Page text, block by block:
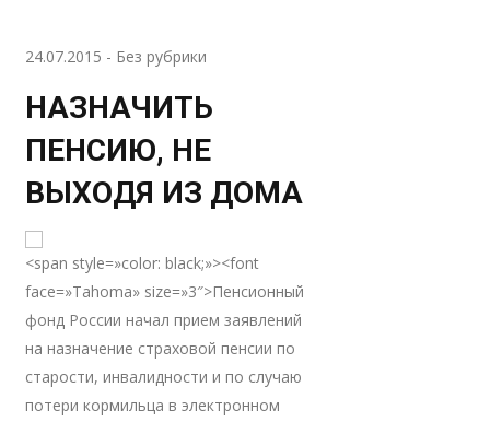
24.07.2015 - Без рубрики
НАЗНАЧИТЬ
ПЕНСИЮ, НЕ
ВЫХОДЯ ИЗ ДОМА
<span style=»color: black;»><font
face=»Tahoma» size=»3″>Пенсионный
фонд России начал прием заявлений
на назначение страховой пенсии по
старости, инвалидности и по случаю
потери кормильца в электронном